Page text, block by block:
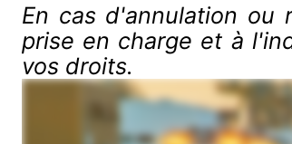
En cas d'annulation ou
prise en charge et à
vos droits.